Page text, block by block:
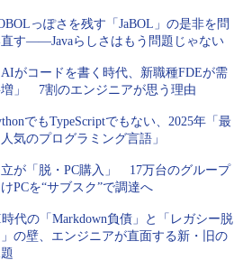
っぽさを残す「JaBOL」の是非を問
す――Javaらしさはもう問題じゃない
がコードを書く時代、新職種FDEが需
」 7割のエンジニアが思う理由
でもTypeScriptでもない、2025年「最
気のプログラミング言語」
が「脱・PC購入」 17万台のグループ
PCを“サブスク”で調達へ
代の「Markdown負債」と「レガシー脱
の壁、エンジニアが直面する新・旧の